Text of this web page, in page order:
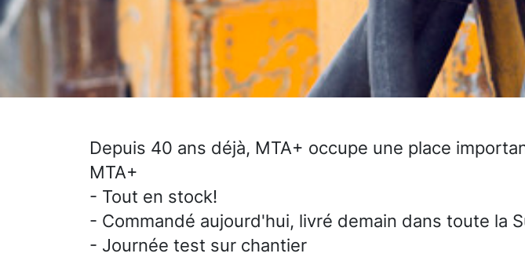
Depuis 40 ans déjà, MTA+ occupe une place
MTA+
- Tout en stock!
- Commandé aujourd'hui, livré demain dans toute la
- Journée test sur chantier